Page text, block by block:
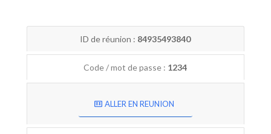
ID de réunion : 84935493840
Code / mot de passe : 1234
ALLER EN REUNION